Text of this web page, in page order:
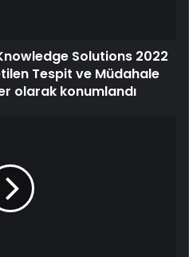
Solutions 2022
Tespit ve Müdahale
olarak konumlandı